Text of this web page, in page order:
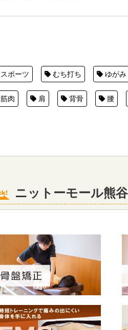
スポーツ むち打ち ゆがみ
筋肉 肩 背骨 腰
ニットーモール熊